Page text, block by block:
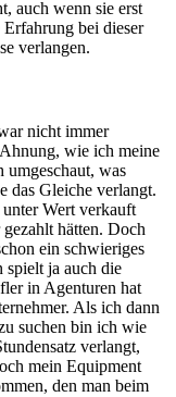
auch wenn sie erst
bei dieser
verlangen.
nicht immer
wie ich meine
umgeschaut, was
das Gleiche verlangt.
Wert verkauft
hätten. Doch
ein schwieriges
spielt ja auch die
in Agenturen hat
Als ich dann
suchen bin ich wie
verlangt,
mein Equipment
den man beim